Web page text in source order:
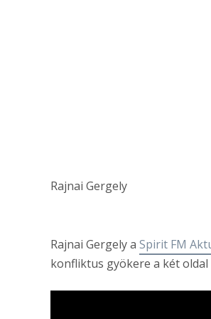
Rajnai Gergely
Rajnai Gergely a Spirit FM
konfliktus gyökere a két